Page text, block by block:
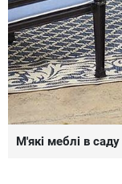
М'які меблі в саду